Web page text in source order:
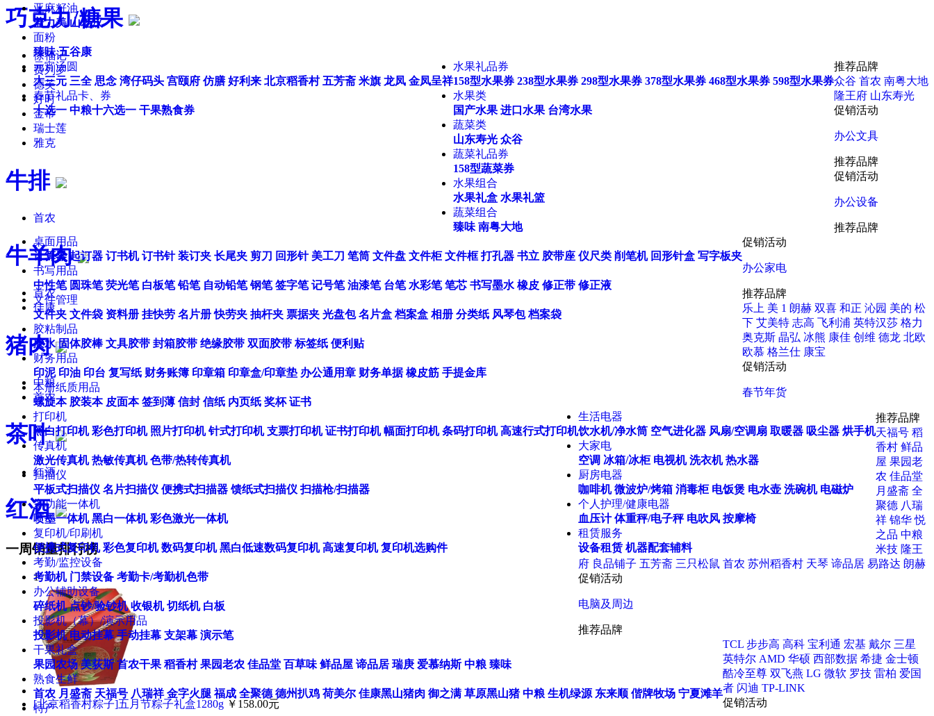
亚麻籽油
盖力美 山老汉
面粉
臻味 五谷康
元宵汤圆
大三元 三全 思念 湾仔码头 宫颐府 仿膳 好利来 北京稻香村 五芳斋 米旗 龙凤 金凤呈祥
春节礼品卡、券
十选一 中粮十六选一 干果熟食券
水果礼品券
158型水果券 238型水果券 298型水果券 378型水果券 468型水果券 598型水果券
水果类
国产水果 进口水果 台湾水果
蔬菜类
山东寿光 众谷
蔬菜礼品券
158型蔬菜券
水果组合
水果礼盒 水果礼篮
蔬菜组合
臻味 南粤大地
推荐品牌
众谷 首农 南粤大地
隆王府 山东寿光
促销活动
办公文具
桌面用品
计算器 起订器 订书机 订书针 装订夹 长尾夹 剪刀 回形针 美工刀 笔筒 文件盘 文件柜 文件框 打孔器 书立 胶带座 仪尺类 削笔机 回形针盒 写字板夹
书写用品
中性笔 圆珠笔 荧光笔 白板笔 铅笔 自动铅笔 钢笔 签字笔 记号笔 油漆笔 台笔 水彩笔 笔芯 书写墨水 橡皮 修正带 修正液
文件管理
文件夹 文件袋 资料册 挂快劳 名片册 快劳夹 抽杆夹 票据夹 光盘包 名片盒 档案盒 相册 分类纸 风琴包 档案袋
胶粘制品
胶水 固体胶棒 文具胶带 封箱胶带 绝缘胶带 双面胶带 标签纸 便利贴
财务用品
印泥 印油 印台 复写纸 财务账簿 印章箱 印章盒/印章垫 办公通用章 财务单据 橡皮筋 手提金库
本册纸质用品
螺旋本 胶装本 皮面本 签到薄 信封 信纸 内页纸 奖杯 证书
推荐品牌
促销活动
办公设备
打印机
黑白打印机 彩色打印机 照片打印机 针式打印机 支票打印机 证书打印机 幅面打印机 条码打印机 高速行式打印机
传真机
激光传真机 热敏传真机 色带/热转传真机
扫描仪
平板式扫描仪 名片扫描仪 便携式扫描器 馈纸式扫描仪 扫描枪/扫描器
多功能一体机
喷墨一体机 黑白一体机 彩色激光一体机
复印机/印刷机
便携式复印机 彩色复印机 数码复印机 黑白低速数码复印机 高速复印机 复印机选购件
考勤/监控设备
考勤机 门禁设备 考勤卡/考勤机色带
办公辅助设备
碎纸机 点钞/验钞机 收银机 切纸机 白板
投影机（幕）/演示用品
投影机 电动挂幕 手动挂幕 支架幕 演示笔
推荐品牌
促销活动
办公家电
生活电器
饮水机/净水筒 空气进化器 风扇/空调扇 取暖器 吸尘器 烘手机
大家电
空调 冰箱/冰柜 电视机 洗衣机 热水器
厨房电器
咖啡机 微波炉/烤箱 消毒柜 电饭煲 电水壶 洗碗机 电磁炉
个人护理/健康电器
血压计 体重秤/电子秤 电吹风 按摩椅
租赁服务
设备租赁 机器配套辅料
推荐品牌
乐上 美 1 朗赫 双喜 和正 沁园 美的 松
下 艾美特 志高 飞利浦 英特汉莎 格力
奥克斯 晶弘 冰熊 康佳 创维 德龙 北欧
欧慕 格兰仕 康宝
促销活动
春节年货
干果礼盒
果园农场 美荻斯 首农干果 稻香村 果园老农 佳品堂 百草味 鲜品屋 谛品居 瑞庚 爱慕纳斯 中粮 臻味
熟食生鲜
首农 月盛斋 天福号 八瑞祥 金字火腿 福成 全聚德 德州扒鸡 荷美尔 佳康黑山猪肉 御之满 草原黑山猪 中粮 生机绿源 东来顺 偕牌牧场 宁夏滩羊
特产
推荐品牌
天福号 稻
香村 鲜品
屋 果园老
农 佳品堂
月盛斋 全
聚德 八瑞
祥 锦华 悦
之品 中粮
米技 隆王
府 良品铺子 五芳斋 三只松鼠 首农 苏州稻香村 天琴 谛品居 易路达 朗赫
促销活动
电脑及周边
推荐品牌
TCL 步步高 高科 宝利通 宏基 戴尔 三星
英特尔 AMD 华硕 西部数据 希捷 金士顿
酷冷至尊 双飞燕 LG 微软 罗技 雷柏 爱国
者 闪迪 TP-LINK
促销活动
巧克力/糖果
徐福记
费列罗
德芙
好时
金帝
瑞士莲
雅克
牛排
首农
牛羊肉
首农
佳康
猪肉
中粮
首农
茶叶
红酒
红酒
一周销量排行榜
1
[北京稻香村粽子]五月节粽子礼盒1280g ￥158.00元